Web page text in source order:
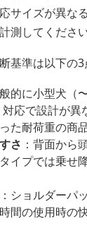
サイズが異な
測してください
基準は以下の3
般的に小型犬（
応で設計が異
た耐荷重の商
さ ：背面から
イプでは乗せ
：ショルダーパ
間の使用時の